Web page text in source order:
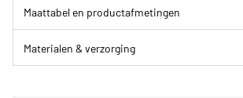
Maattabel en productafmetingen
Materialen & verzorging